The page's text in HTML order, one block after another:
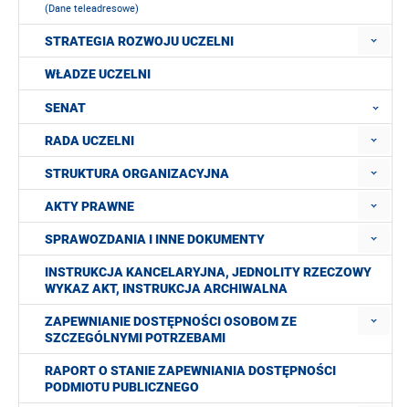
(Dane teleadresowe)
STRATEGIA ROZWOJU UCZELNI
WŁADZE UCZELNI
SENAT
RADA UCZELNI
STRUKTURA ORGANIZACYJNA
AKTY PRAWNE
SPRAWOZDANIA I INNE DOKUMENTY
INSTRUKCJA KANCELARYJNA, JEDNOLITY RZECZOWY
WYKAZ AKT, INSTRUKCJA ARCHIWALNA
ZAPEWNIANIE DOSTĘPNOŚCI OSOBOM ZE
SZCZEGÓLNYMI POTRZEBAMI
RAPORT O STANIE ZAPEWNIANIA DOSTĘPNOŚCI
PODMIOTU PUBLICZNEGO